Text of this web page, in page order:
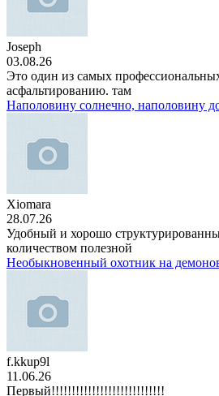
Joseph
03.08.26
Это один из самых
асфальтированию. там
Наполовину солнечно, наполовину
Xiomara
28.07.26
Удобный и хорошо
количеством полезной
Необыкновенный охотник на
f.kkup9l
11.06.26
Первый!!!!!!!!!!!!!!!!!!!!!!!!!!!!